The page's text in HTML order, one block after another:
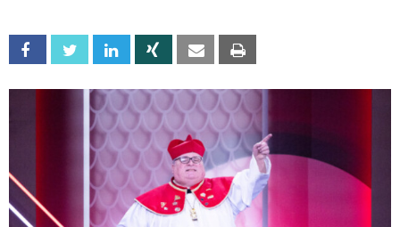
Facebook Twitter Linkedin Xing Email